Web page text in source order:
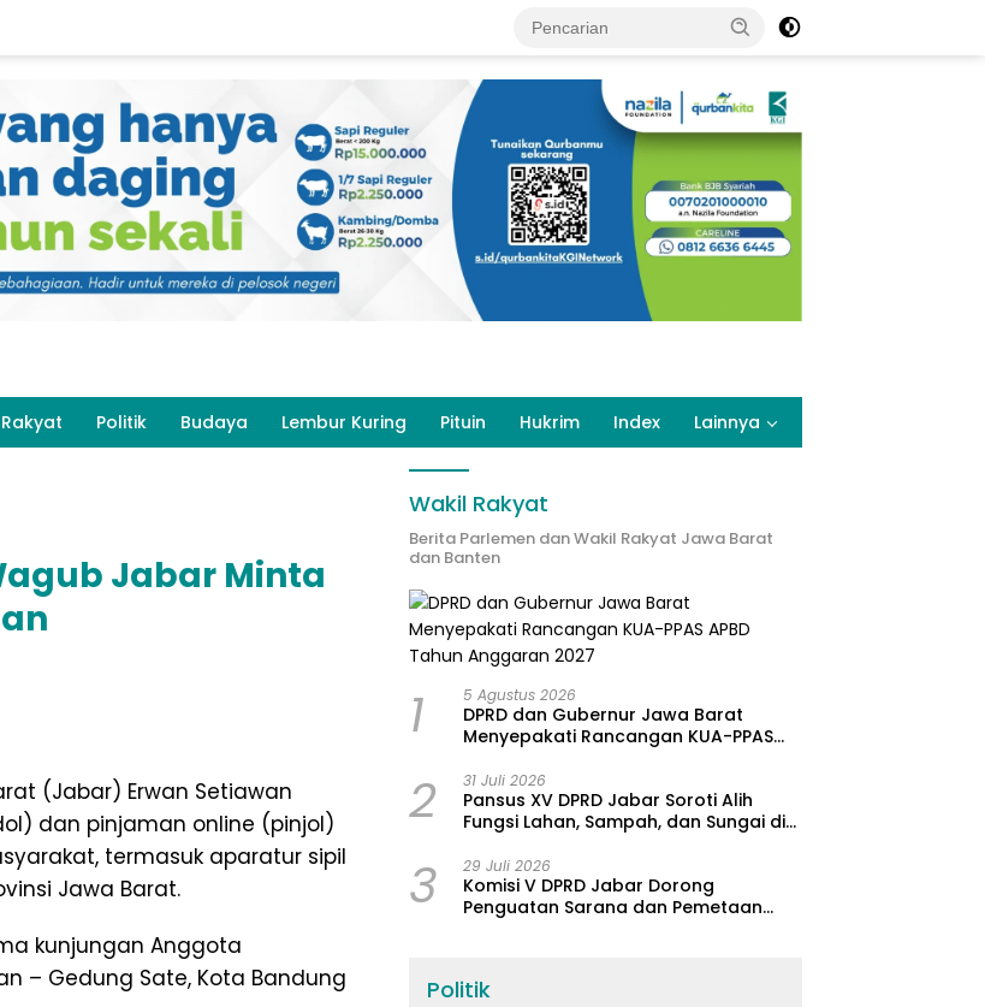
Politik Budaya Lembur Kuring Pituin Hukrim Index Lainnya
Jabar Minta
(Jabar) Erwan Setiawan
dan pinjaman online (pinjol)
termasuk aparatur sipil
Jawa Barat.
kunjungan Anggota
– Gedung Sate, Kota Bandung
Wakil Rakyat
Berita Parlemen dan Wakil Rakyat Jawa Barat
dan Banten
1 5 Agustus 2026
DPRD dan Gubernur Jawa Barat
Menyepakati Rancangan KUA-PPAS
2 31 Juli 2026
Pansus XV DPRD Jabar Soroti Alih
Fungsi Lahan, Sampah, dan Sungai di
3 29 Juli 2026
Komisi V DPRD Jabar Dorong
Penguatan Sarana dan Pemetaan
Politik